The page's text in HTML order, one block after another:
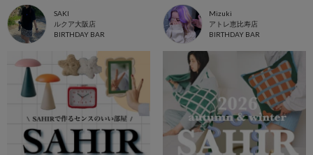
SAKI
ルクア大阪店
BIRTHDAY BAR
Mizuki
アトレ恵比寿店
BIRTHDAY BAR